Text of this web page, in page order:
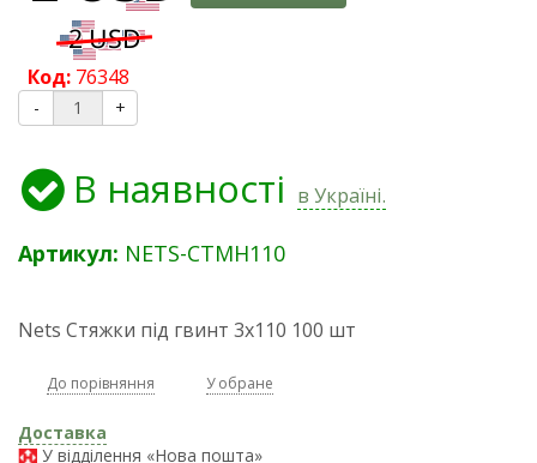
Код: 76348
- +
В наявності в Україні.
Артикул: NETS-CTMH110
Nets Стяжки під гвинт 3x110 100 шт
До порівняння У обране
Доставка
У відділення «Нова пошта»